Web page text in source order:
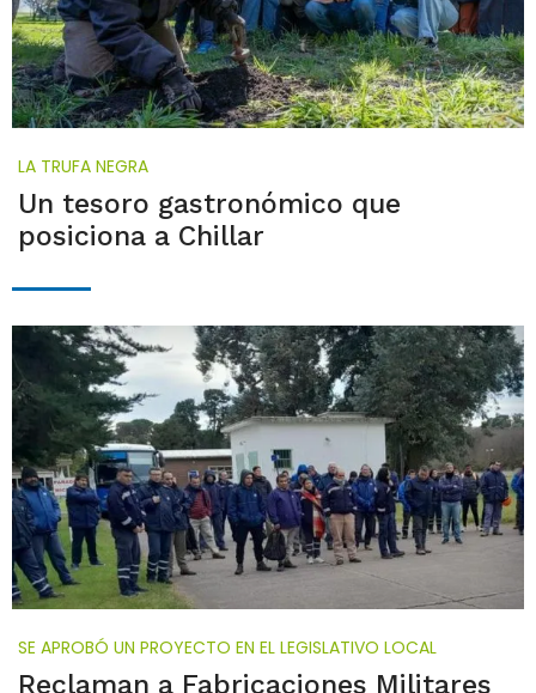
LA TRUFA NEGRA
Un tesoro gastronómico que
posiciona a Chillar
SE APROBÓ UN PROYECTO EN EL LEGISLATIVO LOCAL
Reclaman a Fabricaciones Militares